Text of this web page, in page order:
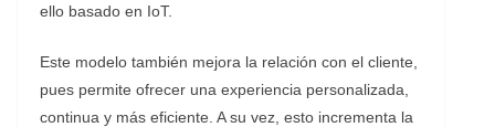
ello basado en IoT.
Este modelo también mejora la relación con el cliente,
pues permite ofrecer una experiencia personalizada,
continua y más eficiente. A su vez, esto incrementa la